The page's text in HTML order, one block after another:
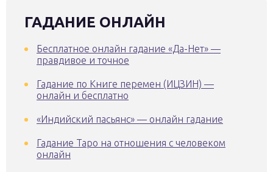
ГАДАНИЕ ОНЛАЙН
Бесплатное онлайн гадание «Да-Нет» —
правдивое и точное
Гадание по Книге перемен (ИЦЗИН) —
онлайн и бесплатно
«Индийский пасьянс» — онлайн гадание
Гадание Таро на отношения с человеком
онлайн